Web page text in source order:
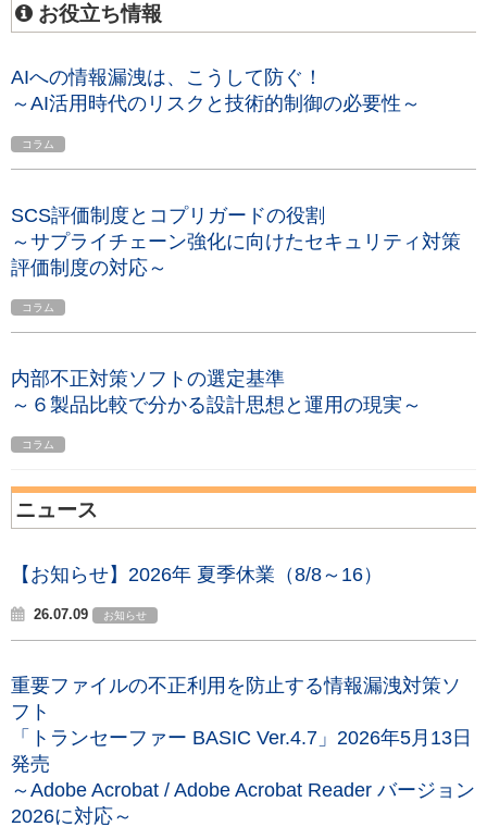
お役立ち情報
AIへの情報漏洩は、こうして防ぐ！
～AI活用時代のリスクと技術的制御の必要性～
コラム
SCS評価制度とコプリガードの役割
～サプライチェーン強化に向けたセキュリティ対策
評価制度の対応～
コラム
内部不正対策ソフトの選定基準
～６製品比較で分かる設計思想と運用の現実～
コラム
ニュース
【お知らせ】2026年 夏季休業（8/8～16）
26.07.09 お知らせ
重要ファイルの不正利用を防止する情報漏洩対策ソ
フト
「トランセーファー BASIC Ver.4.7」2026年5月13日
発売
～Adobe Acrobat / Adobe Acrobat Reader バージョン
2026に対応～